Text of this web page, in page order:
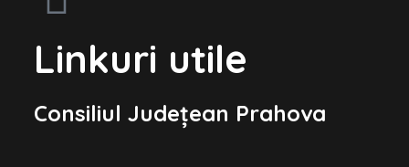
Linkuri utile
Consiliul Județean Prahova